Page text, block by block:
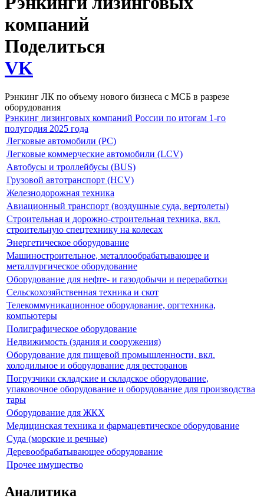
компаний
Поделиться
VK
Рэнкинг ЛК по объему нового бизнеса с МСБ в разрезе
оборудования
Рэнкинг лизинговых компаний России по итогам 1-го
полугодия 2025 года
Легковые автомобили (PC)
Легковые коммерческие автомобили (LCV)
Автобусы и троллейбусы (BUS)
Грузовой автотранспорт (HCV)
Железнодорожная техника
Авиационный транспорт (воздушные суда, вертолеты)
Строительная и дорожно-строительная техника, вкл.
строительную спецтехнику на колесах
Энергетическое оборудование
Машиностроительное, металлообрабатывающее и
металлургическое оборудование
Оборудование для нефте- и газодобычи и переработки
Сельскохозяйственная техника и скот
Телекоммуникационное оборудование, оргтехника,
компьютеры
Полиграфическое оборудование
Недвижимость (здания и сооружения)
Оборудование для пищевой промышленности, вкл.
холодильное и оборудование для ресторанов
Погрузчики складские и складское оборудование,
упаковочное оборудование и оборудование для производства
тары
Оборудование для ЖКХ
Медицинская техника и фармацевтическое оборудование
Суда (морские и речные)
Деревообрабатывающее оборудование
Прочее имущество
Аналитика